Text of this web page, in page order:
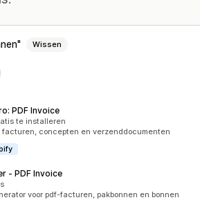
Wissen
PDF Invoice
totaal
te installeren
facturen, concepten en verzenddocumenten
‑ PDF Invoice
voor pdf-facturen, pakbonnen en bonnen